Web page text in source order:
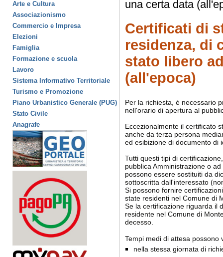
Arte e Cultura
Associazionismo
Commercio e Impresa
Elezioni
Famiglia
Formazione e scuola
Lavoro
Sistema Informativo Territoriale
Turismo e Promozione
Piano Urbanistico Generale (PUG)
Stato Civile
Anagrafe
una certa data
Certificati di
residenza, di
stato libero
(all'epoca)
Per la richiesta, è necessario
nell'orario di apertura al
Eccezionalmente il certificato
anche da terza persona
ed esibizione di documento di
Tutti questi tipi di
pubblica Amministrazione o
possono essere sostituiti da
sottoscritta dall'interessato
Si possono fornire
state residenti nel Comune di
Se la certificazione riguarda il
residente nel Comune di
decesso.
Tempi medi di attesa possono
nella stessa giornata di